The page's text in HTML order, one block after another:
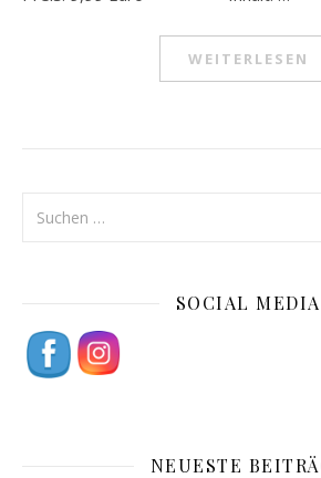
WEITERLESEN
SOCIAL MEDIA
NEUESTE